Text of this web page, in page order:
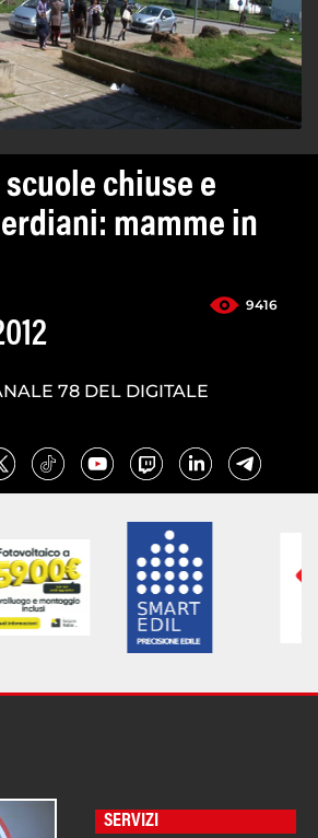
scuole chiuse e
mamme in
9416
78 DEL DIGITALE
SERVIZI